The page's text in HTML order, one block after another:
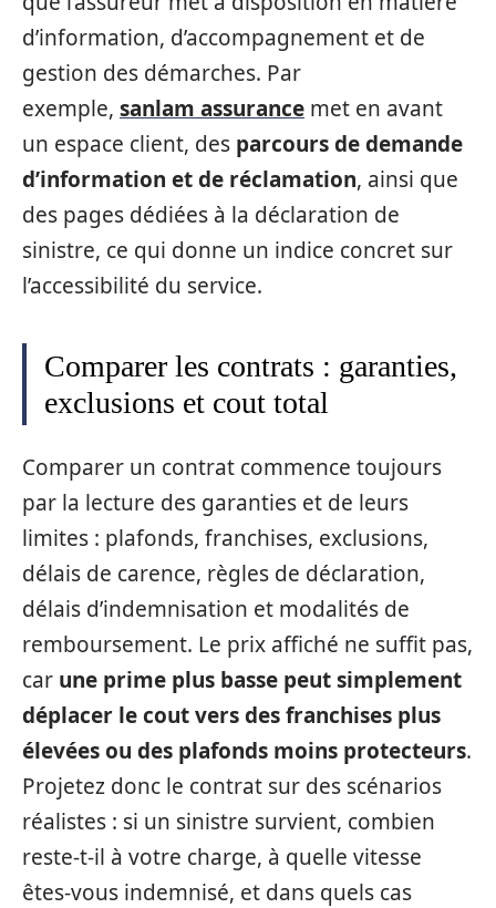
d’information, d’accompagnement et de
gestion des démarches. Par
exemple, sanlam assurance met en avant
un espace client, des parcours de demande
d’information et de réclamation, ainsi que
des pages dédiées à la déclaration de
sinistre, ce qui donne un indice concret sur
l’accessibilité du service.
Comparer les contrats : garanties,
exclusions et cout total
Comparer un contrat commence toujours
par la lecture des garanties et de leurs
limites : plafonds, franchises, exclusions,
délais de carence, règles de déclaration,
délais d’indemnisation et modalités de
remboursement. Le prix affiché ne suffit pas,
car une prime plus basse peut simplement
déplacer le cout vers des franchises plus
élevées ou des plafonds moins protecteurs.
Projetez donc le contrat sur des scénarios
réalistes : si un sinistre survient, combien
reste-t-il à votre charge, à quelle vitesse
êtes-vous indemnisé, et dans quels cas